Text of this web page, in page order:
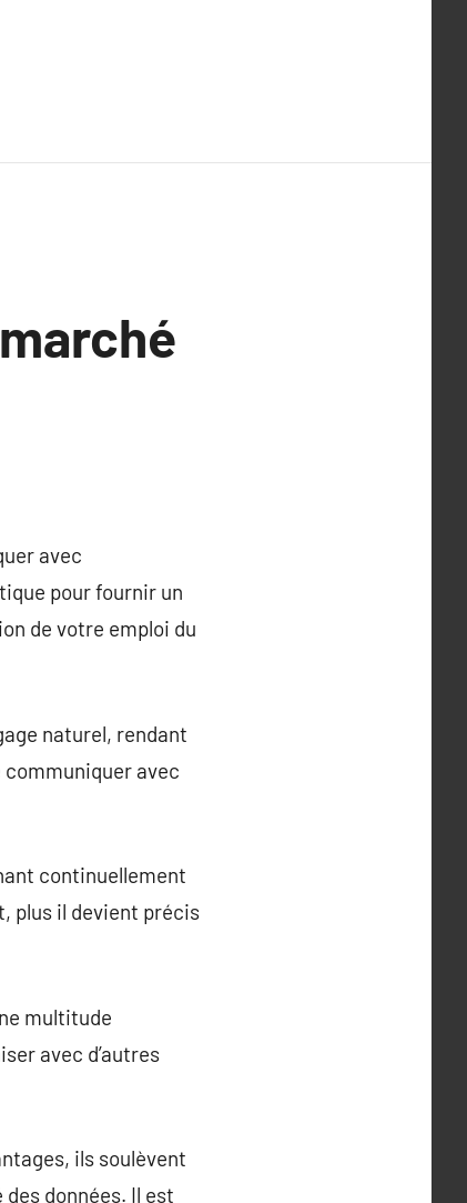
avec
pour fournir un
de votre emploi du
naturel, rendant
avec
continuellement
plus il devient précis
multitude
avec d’autres
ils soulèvent
données. Il est